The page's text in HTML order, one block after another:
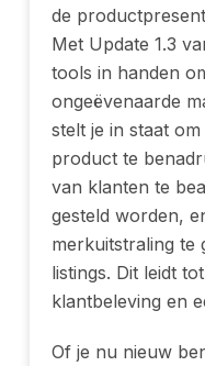
de
Met Update 1.3
tools in handen
ongeëvenaarde
stelt je in staat
product te
van klanten te
gesteld worden,
merkuitstraling te
listings. Dit leidt
klantbeleving en
Of je nu nieuw